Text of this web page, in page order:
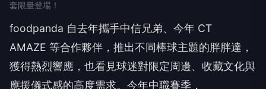
套限量登場！
foodpanda 自去年攜手中信兄弟、今年 CT
AMAZE 等合作夥伴，推出不同棒球主題的胖胖達，
獲得熱烈響應，也看見球迷對限定周邊、收藏文化與
應援儀式感的高度需求。今年中職賽季，